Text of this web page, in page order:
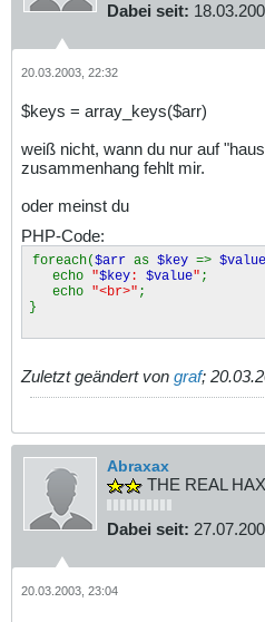
Dabei seit:
20.03.2003, 22:32
$keys = array_keys($arr)
weiß nicht, wann du nur auf
zusammenhang fehlt mir.
oder meinst du
PHP-Code:
foreach($arr as $key => $value
echo "$key : $value" ;
echo "<br>" ;
}
Zuletzt geändert von graf;
Abraxax
THE REAL
Dabei seit:
20.03.2003, 23:04